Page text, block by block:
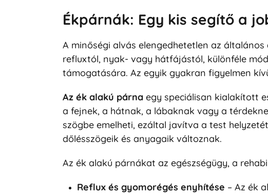
Ékpárnák: Egy kis segítő a
A minőségi alvás elengedhetetlen az
refluxtól, nyak- vagy hátfájástól, különféle
támogatására. Az egyik gyakran figyelmen
Az ék alakú párnaegy speciálisan kialakított
a fejnek, a hátnak, a lábaknak vagy a
szögbe emelheti, ezáltal javítva a test
dőlésszögeik és anyagaik változnak.
Az ék alakú párnákat az egészségügy, a
Reflux és gyomorégés enyhítése – Az ék